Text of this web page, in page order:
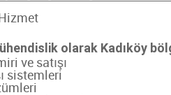
olarak Kadıköy
ve satışı
sistemleri